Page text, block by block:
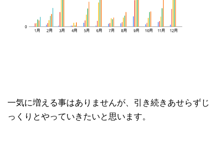
一気に増える事はありませんが、引き続きあせらずじ
っくりとやっていきたいと思います。